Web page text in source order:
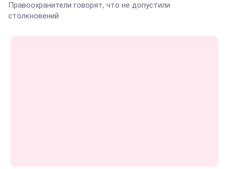
Правоохранители говорят, что не допустили
столкновений